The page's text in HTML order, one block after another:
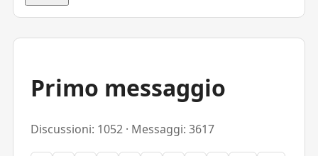
Primo messaggio
Discussioni: 1052 · Messaggi: 3617